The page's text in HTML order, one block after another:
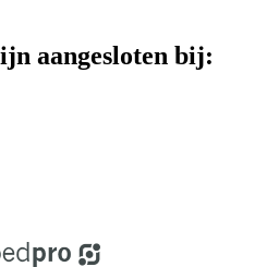
aangesloten bij: